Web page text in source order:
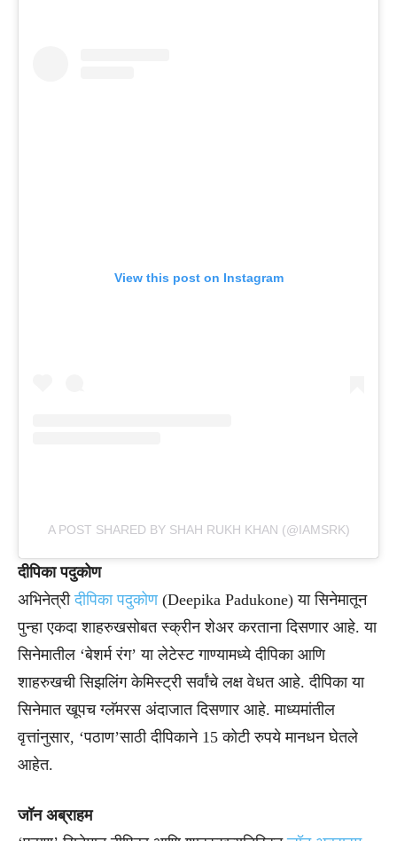
View this post on Instagram
A POST SHARED BY SHAH RUKH KHAN (@IAMSRK)
दीपिका पदुकोण
अभिनेत्रीदीपिका पदुकोण (Deepika Padukone) या सिनेमातून
पुन्हा एकदा शाहरुखसोबत स्क्रीन शेअर करताना दिसणार आहे. या
सिनेमातील ‘बेशर्म रंग’ या लेटेस्ट गाण्यामध्ये दीपिका आणि
शाहरुखची सिझलिंग केमिस्ट्री सर्वांचे लक्ष वेधत आहे. दीपिका या
सिनेमात खूपच ग्लॅमरस अंदाजात दिसणार आहे. माध्यमांतील
वृत्तांनुसार, ‘पठाण’साठी दीपिकाने 15 कोटी रुपये मानधन घेतले
आहेत.
जॉन अब्राहम